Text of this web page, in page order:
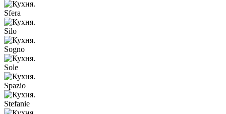
Sfera
Silo
Sogno
Sole
Spazio
Stefanie